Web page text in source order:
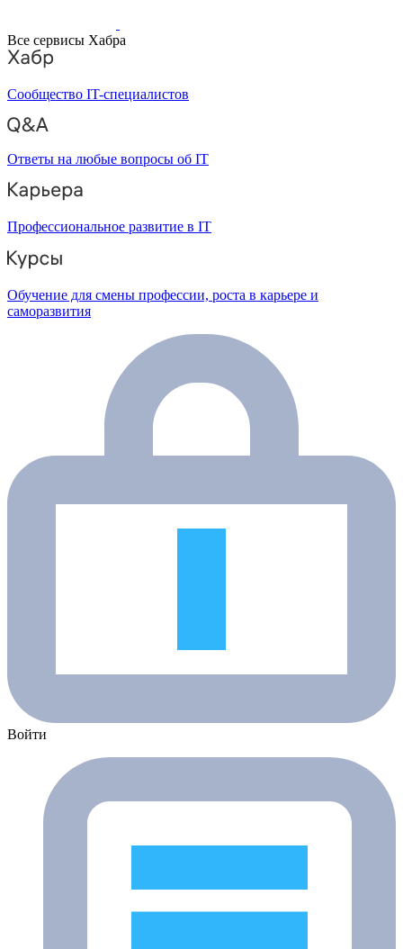
Все сервисы Хабра
Сообщество IT-специалистов
Ответы на любые вопросы об IT
Профессиональное развитие в IT
Обучение для смены профессии, роста в карьере и
саморазвития
Войти